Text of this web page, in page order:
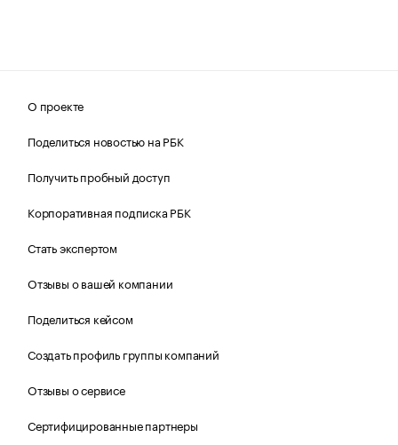
О проекте
Поделиться новостью на РБК
Получить пробный доступ
Корпоративная подписка РБК
Стать экспертом
Отзывы о вашей компании
Поделиться кейсом
Создать профиль группы компаний
Отзывы о сервисе
Сертифицированные партнеры